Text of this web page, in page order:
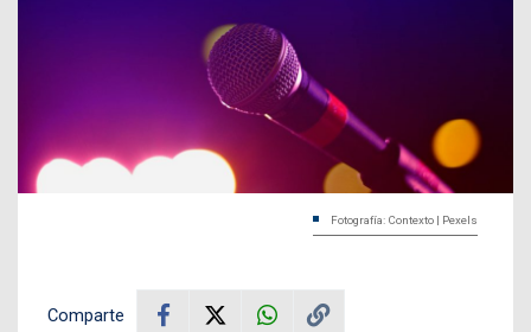
Fotografía: Contexto | Pexels
Comparte